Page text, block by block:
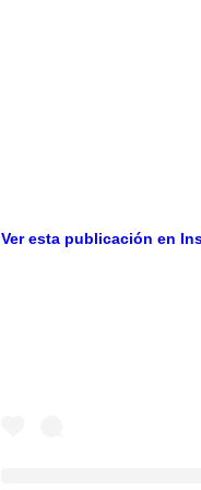
Ver esta publicación en